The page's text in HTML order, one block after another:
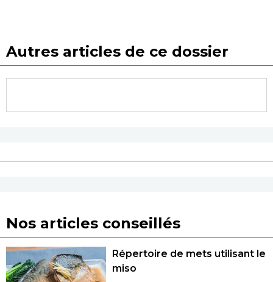
Autres articles de ce dossier
Nos articles conseillés
Répertoire de mets utilisant le
miso